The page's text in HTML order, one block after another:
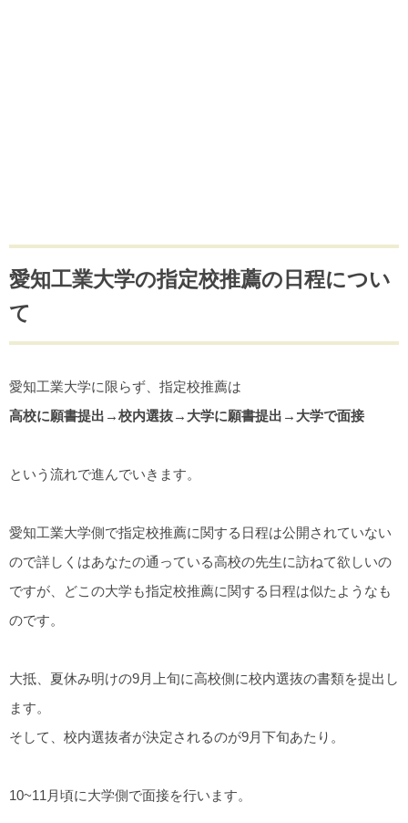
愛知工業大学の指定校推薦の日程につい
て
愛知工業大学に限らず、指定校推薦は
高校に願書提出→校内選抜→大学に願書提出→大学で面接
という流れで進んでいきます。
愛知工業大学側で指定校推薦に関する日程は公開されていない
ので詳しくはあなたの通っている高校の先生に訪ねて欲しいの
ですが、どこの大学も指定校推薦に関する日程は似たようなも
のです。
大抵、夏休み明けの9月上旬に高校側に校内選抜の書類を提出し
ます。
そして、校内選抜者が決定されるのが9月下旬あたり。
10~11月頃に大学側で面接を行います。